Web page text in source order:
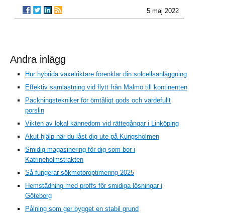
5 maj 2022
Andra inlägg
Hur hybrida växelriktare förenklar din solcellsanläggning
Effektiv samlastning vid flytt från Malmö till kontinenten
Packningstekniker för ömtåligt gods och värdefullt
porslin
Vikten av lokal kännedom vid rättegångar i Linköping
Akut hjälp när du låst dig ute på Kungsholmen
Smidig magasinering för dig som bor i
Katrineholmstrakten
Så fungerar sökmotoroptimering 2025
Hemstädning med proffs för smidiga lösningar i
Göteborg
Pålning som ger bygget en stabil grund